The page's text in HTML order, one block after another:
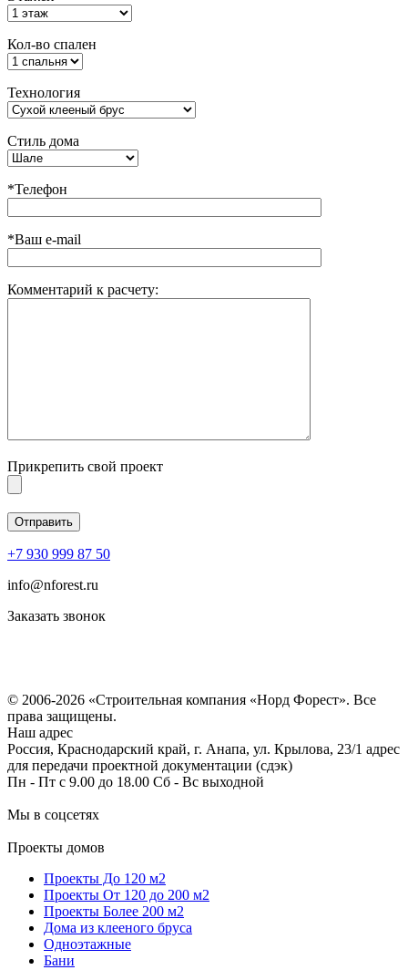
Кол-во спален
Технология
Стиль дома
*Телефон
*Ваш e-mail
Комментарий к расчету:
Прикрепить свой проект
+7 930 999 87 50
info@nforest.ru
Заказать звонок
© 2006-2026 «Строительная компания «Норд Форест». Все
права защищены.
Наш адрес
Россия, Краснодарский край, г. Анапа, ул. Крылова, 23/1 адрес
для передачи проектной документации (сдэк)
Пн - Пт с 9.00 до 18.00 Сб - Вс выходной
Мы в соцсетях
Проекты домов
Проекты До 120 м2
Проекты От 120 до 200 м2
Проекты Более 200 м2
Дома из клееного бруса
Одноэтажные
Бани